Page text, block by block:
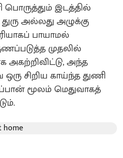
பொருத்தும் இடத்தில்
அல்லது அழுக்கு
பாயாமல்
முதலில்
அகற்றிவிட்டு, அந்த
சிறிய காய்ந்த துணி
மூலம் மெதுவாகத்